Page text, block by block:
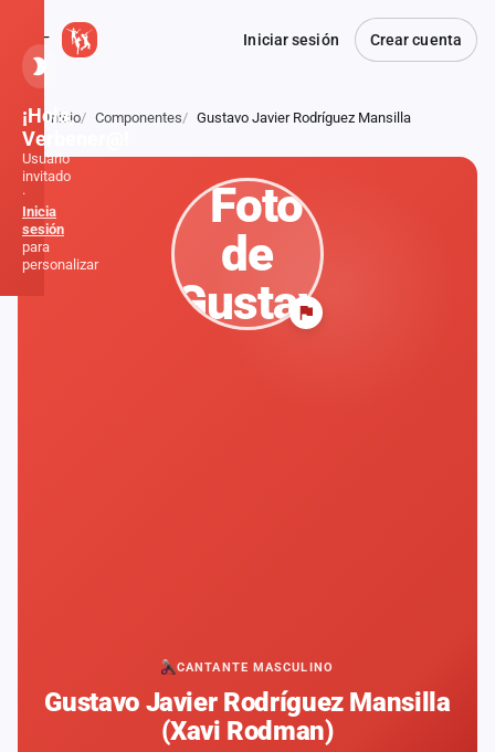
Iniciar sesión Crear cuenta
Atrás
Inicio Componentes Gustavo Javier Rodríguez Mansilla
CANTANTE MASCULINO
Gustavo Javier Rodríguez Mansilla
(Xavi Rodman)
¡Hola,
Verbener@!
Usuario
invitado
·
Inicia
sesión
para
personalizar
Agencias